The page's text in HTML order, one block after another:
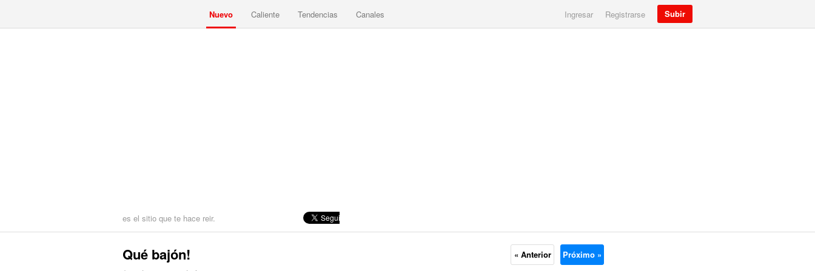
Nuevo Caliente Tendencias Canales Ingresar Registrarse Subir
es el sitio que te hace reir.
Qué bajón! « Anterior Próximo »